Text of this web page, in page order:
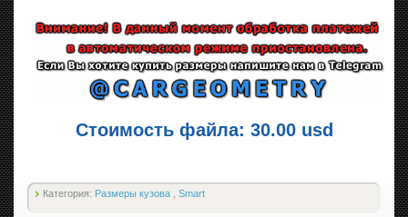
Стоимость файла: 30.00 usd
Категория: Размеры кузова Smart